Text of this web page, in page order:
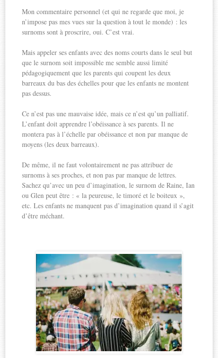
Mon commentaire personnel (et qui ne regarde que moi, je
n’impose pas mes vues sur la question à tout le monde) : les
surnoms sont à proscrire, oui. C’est vrai.
Mais appeler ses enfants avec des noms courts dans le seul but
que le surnom soit impossible me semble aussi limité
pédagogiquement que les parents qui coupent les deux
barreaux du bas des échelles pour que les enfants ne montent
pas dessus.
Ce n’est pas une mauvaise idée, mais ce n’est qu’un palliatif.
L’enfant doit apprendre l’obéissance à ses parents. Il ne
montera pas à l’échelle par obéissance et non par manque de
moyens (les deux barreaux).
De même, il ne faut volontairement ne pas attribuer de
surnoms à ses proches, et non pas par manque de lettres.
Sachez qu’avec un peu d’imagination, le surnom de Raine, Ian
ou Glen peut être : « la peureuse, le timoré et le boiteux »,
etc. Les enfants ne manquent pas d’imagination quand il s’agit
d’être méchant.